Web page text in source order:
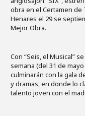
obra en el Certamen de
Henares el 29 se
Mejor Obra.
Con “Seis, el Musical”
semana (del 31 de
culminarán con la gala
y dramas, en donde lo
talento joven con el